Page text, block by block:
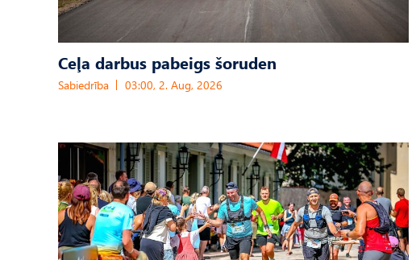
Ceļa darbus pabeigs šoruden
Sabiedrība 03:00, 2. Aug, 2026